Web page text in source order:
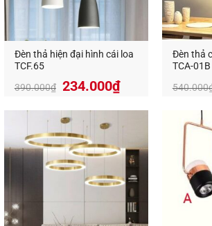
Đèn thả hiện đại hình cái loa
TCF.65
390.000₫ 234.000₫
Đèn thả
TCA-01B
540.000